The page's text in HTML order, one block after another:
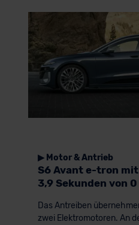
▶ Motor & Antrieb
S6 Avant e-tron mit
3,9 Sekunden von
Das Antreiben
zwei Elektromotoren. An